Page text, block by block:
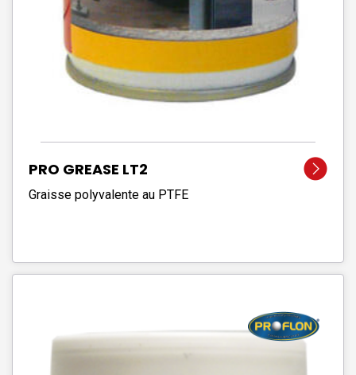
PRO GREASE LT2
Graisse polyvalente au PTFE